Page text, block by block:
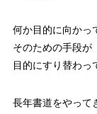
何か目的に向かっ
そのための手段が
目的にすり替わっ
長年書道をやって